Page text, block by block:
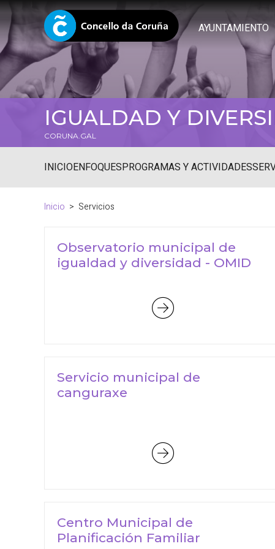
AYUNTAMIENTO
IGUALDAD Y
CORUNA.GAL
INICIOENFOQUESPROGRAMAS Y ACTIVIDADES
Inicio Servicios
Observatorio municipal de
igualdad y diversidad - OMID
Servicio municipal de
canguraxe
Centro Municipal de
Planificación Familiar